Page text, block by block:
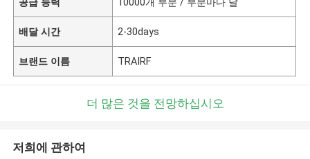
배달 시간 2-30days
브랜드 이름 TRAIRF
더 많은 것을 전망하십시오
저희에 관하여